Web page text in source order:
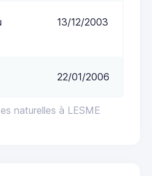
naturelles à LESME
13/12/2003
22/01/2006